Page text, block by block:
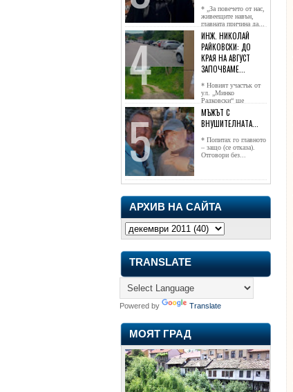
* „За повечето от нас,
живеещите навън,
главната причина да...
ИНЖ. НИКОЛАЙ
РАЙКОВСКИ: ДО
КРАЯ НА АВГУСТ
ЗАПОЧВАМЕ...
* Новият участък от
ул. „Минко
Радковски“ ще
достигне жк...
МЪЖЪТ С
ВНУШИТЕЛНАТА...
* Попитах го главното
– защо (се отказа).
Отговори без...
АРХИВ НА САЙТА
TRANSLATE
Powered by Translate
МОЯТ ГРАД